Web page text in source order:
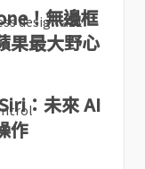
！無邊框
果最大野心
：未來 AI
作